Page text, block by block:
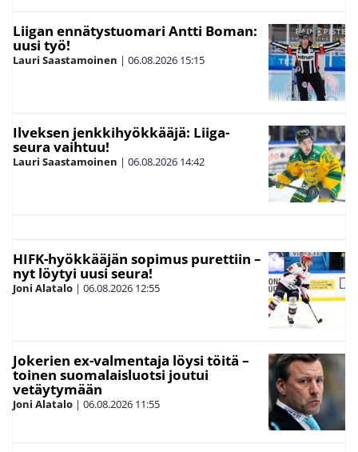
Liigan ennätystuomari Antti Boman:
uusi työ!
Lauri Saastamoinen | 06.08.2026 15:15
Ilveksen jenkkihyökkääjä: Liiga-
seura vaihtuu!
Lauri Saastamoinen | 06.08.2026 14:42
HIFK-hyökkääjän sopimus purettiin –
nyt löytyi uusi seura!
Joni Alatalo | 06.08.2026 12:55
Jokerien ex-valmentaja löysi töitä –
toinen suomalaisluotsi joutui
vetäytymään
Joni Alatalo | 06.08.2026 11:55